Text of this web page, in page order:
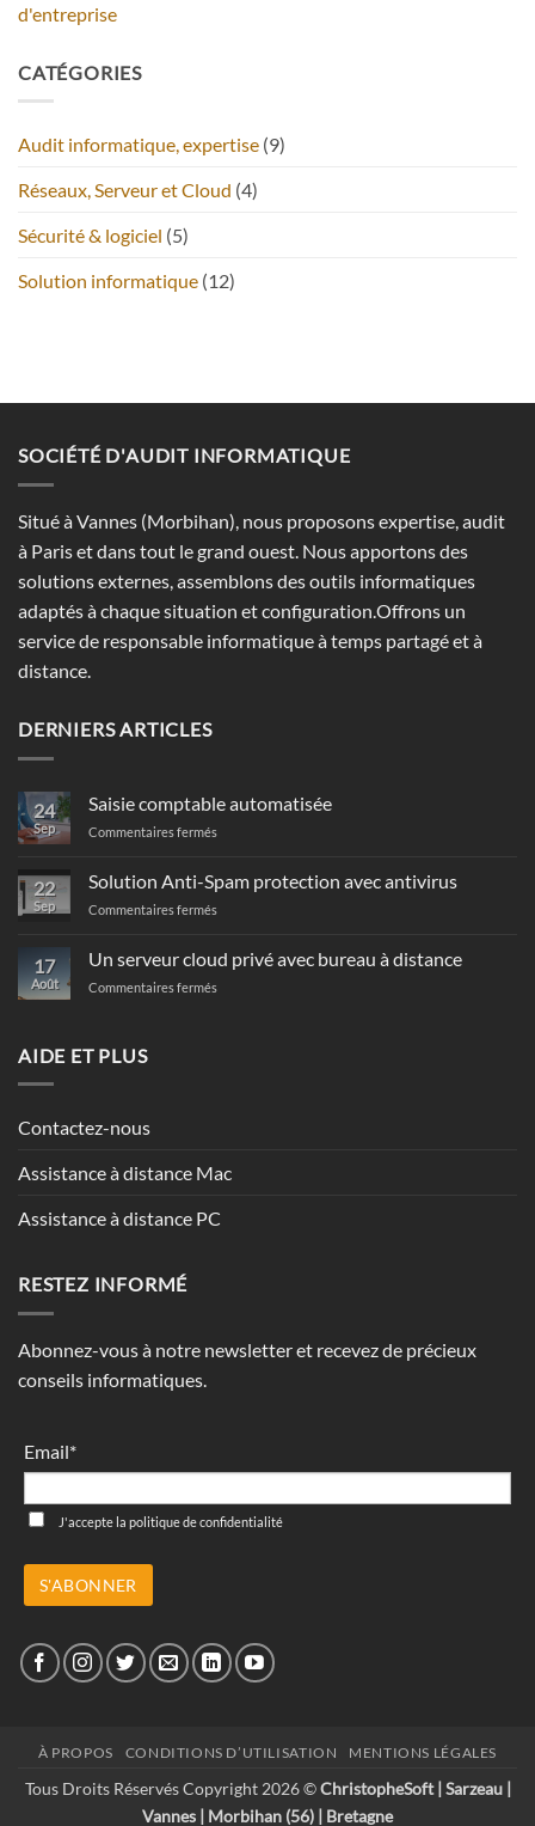
d'entreprise
CATÉGORIES
Audit informatique, expertise (9)
Réseaux, Serveur et Cloud (4)
Sécurité & logiciel (5)
Solution informatique (12)
SOCIÉTÉ D'AUDIT INFORMATIQUE
Situé à Vannes (Morbihan), nous proposons expertise, audit
à Paris et dans tout le grand ouest. Nous apportons des
solutions externes, assemblons des outils informatiques
adaptés à chaque situation et configuration.Offrons un
service de responsable informatique à temps partagé et à
distance.
DERNIERS ARTICLES
24
Sep
Saisie comptable automatisée
Commentaires fermés
automatisée
22
Sep
Solution Anti-Spam protection avec antivirus
Commentaires fermés
Spam
protection
17
Août
Un serveur cloud privé avec bureau à distance
Commentaires fermés
AIDE ET PLUS
Contactez-nous
Assistance à distance Mac
Assistance à distance PC
RESTEZ INFORMÉ
Abonnez-vous à notre newsletter et recevez de précieux
conseils informatiques.
Email*
J'accepte la politique de confidentialité
À PROPOS CONDITIONS D’UTILISATION MENTIONS LÉGALES
Tous Droits Réservés Copyright 2026 ©ChristopheSoft | Sarzeau |
Vannes | Morbihan (56) | Bretagne